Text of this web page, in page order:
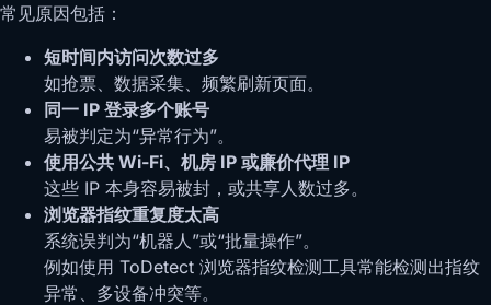
常见原因包括：
短时间内访问次数过多
如抢票、数据采集、频繁刷新页面。
同一 IP 登录多个账号
易被判定为“异常行为”。
使用公共 Wi-Fi、机房 IP 或廉价代理 IP
这些 IP 本身容易被封，或共享人数过多。
浏览器指纹重复度太高
系统误判为“机器人”或“批量操作”。
例如使用 ToDetect 浏览器指纹检测工具常能检测出指纹
异常、多设备冲突等。